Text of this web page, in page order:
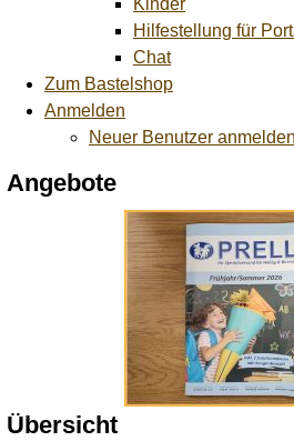
Hilfestellung für
Chat
Zum Bastelshop
Anmelden
Neuer Benutzer anmelden
Angebote
Übersicht